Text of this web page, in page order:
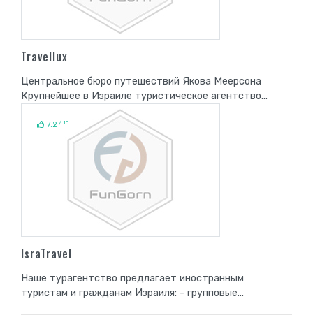
Travellux
Центральное бюро путешествий Якова Меерсона
Крупнейшее в Израиле туристическое агентство...
7.2 / 10
IsraTravel
Наше турагентство предлагает иностранным
туристам и гражданам Израиля: - групповые...